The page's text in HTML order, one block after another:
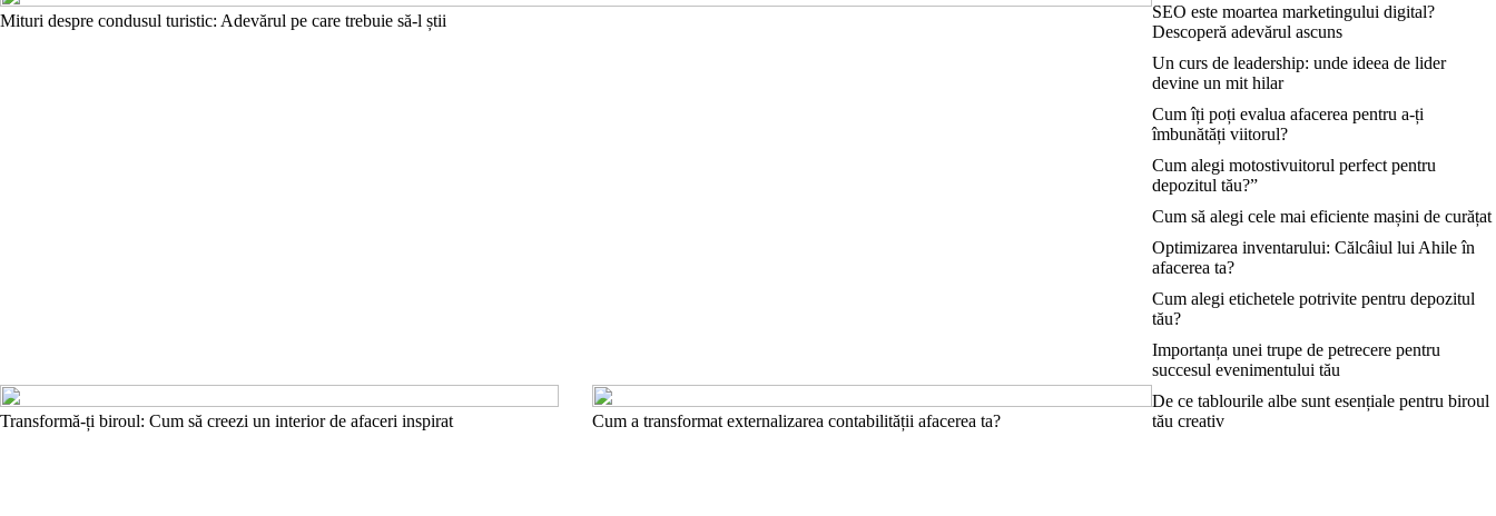
Mituri despre condusul turistic: Adevărul pe care trebuie să-l știi
Transformă-ți biroul: Cum să creezi un interior de afaceri inspirat Cum a transformat externalizarea contabilității afacerea ta?
SEO este moartea marketingului digital?
Descoperă adevărul ascuns
Un curs de leadership: unde ideea de lider
devine un mit hilar
Cum îți poți evalua afacerea pentru a-ți
îmbunătăți viitorul?
Cum alegi motostivuitorul perfect pentru
depozitul tău?”
Cum să alegi cele mai eficiente mașini de curățat
Optimizarea inventarului: Călcâiul lui Ahile în
afacerea ta?
Cum alegi etichetele potrivite pentru depozitul
tău?
Importanța unei trupe de petrecere pentru
succesul evenimentului tău
De ce tablourile albe sunt esențiale pentru biroul
tău creativ